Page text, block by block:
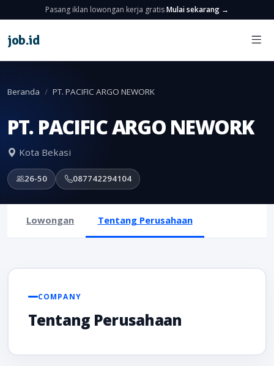
Pasang iklan lowongan kerja gratisMulai sekarang →
job.id
Beranda PT. PACIFIC ARGO NEWORK
PT. PACIFIC ARGO NEWORK
Kota Bekasi
26-50 087742294104
Lowongan Tentang Perusahaan
COMPANY
Tentang Perusahaan